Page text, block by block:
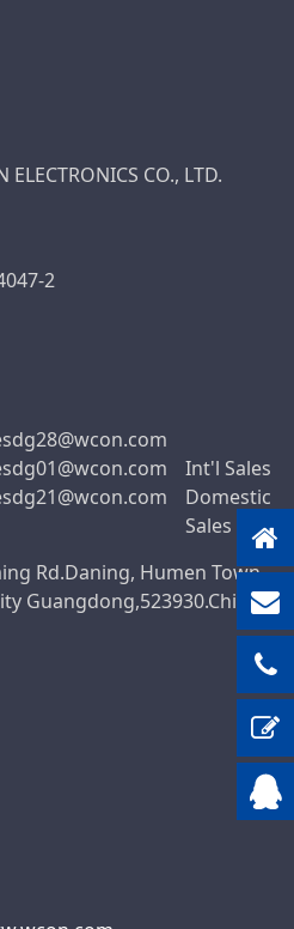
CO., LTD.
2
Int'l Sales
Domestic
Sales
Rd.Daning, Humen Town,
Guangdong,523930.China